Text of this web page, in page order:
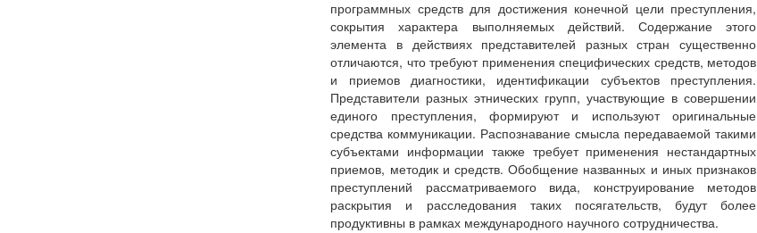
программных средств для достижения конечной цели преступления,
сокрытия характера выполняемых действий. Содержание этого
элемента в действиях представителей разных стран существенно
отличаются, что требуют применения специфических средств, методов
и приемов диагностики, идентификации субъектов преступления.
Представители разных этнических групп, участвующие в совершении
единого преступления, формируют и используют оригинальные
средства коммуникации. Распознавание смысла передаваемой такими
субъектами информации также требует применения нестандартных
приемов, методик и средств. Обобщение названных и иных признаков
преступлений рассматриваемого вида, конструирование методов
раскрытия и расследования таких посягательств, будут более
продуктивны в рамках международного научного сотрудничества.